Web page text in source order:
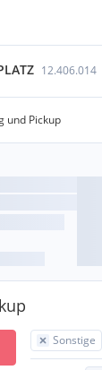
12.406.014
und Pickup
Sonstige